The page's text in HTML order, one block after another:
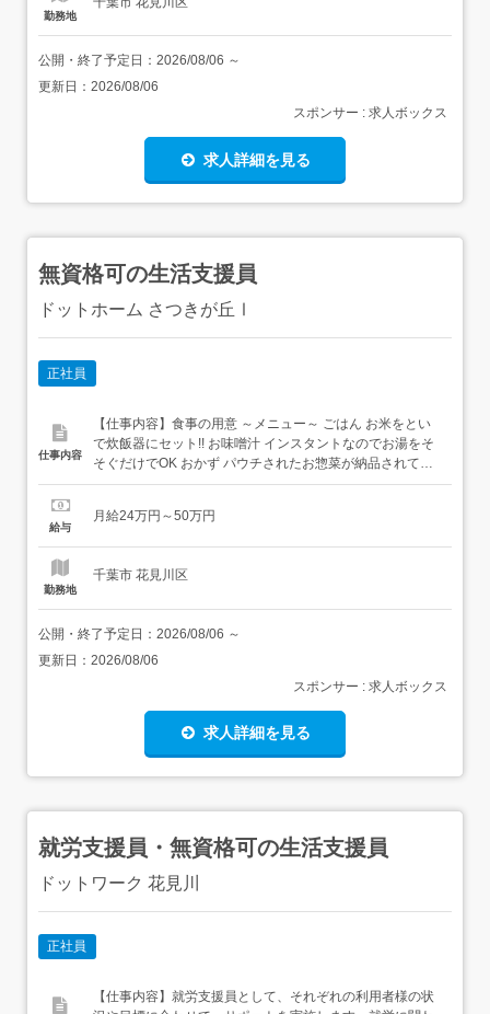
勤務地
公開・終了予定日： 2026/08/06 ～
更新日： 2026/08/06
スポンサー : 求人ボックス
求人詳細を見る
無資格可の生活支援員
ドットホーム さつきが丘Ⅰ
正社員
仕事内容
【仕事内容】食事の用意 ～メニュー～ ごはん お米をとい
で炊飯器にセット!! お味噌汁 インスタントなのでお湯をそ
そぐだけでOK おかず パウチされたお惣菜が納品されてく
るので、湯せんして盛り付ければOK 4～6食を朝・昼・夜
おうちのお掃除と同じなので、特殊な機械や薬品は使いま
給与
月給24万円～50万円
勤務地
千葉市 花見川区
公開・終了予定日： 2026/08/06 ～
更新日： 2026/08/06
スポンサー : 求人ボックス
求人詳細を見る
就労支援員・無資格可の生活支援員
ドットワーク 花見川
正社員
【仕事内容】就労支援員として、それぞれの利用者様の状